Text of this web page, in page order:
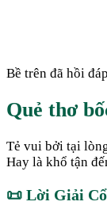
Bề trên đã hồi
Quẻ thơ
Tẻ vui bởi tại
Hay là khổ tận
📜 Lời Giải